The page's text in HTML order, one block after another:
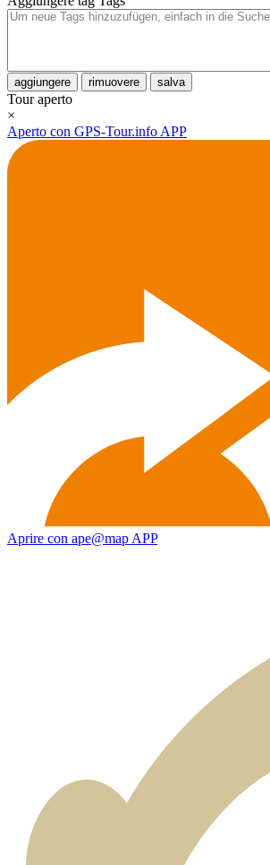
aggiungere rimuovere salva
Tour aperto
×
Aperto con GPS-Tour.info APP
Aprire con ape@map APP